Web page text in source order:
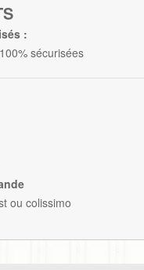
:
sécurisées
ou colissimo